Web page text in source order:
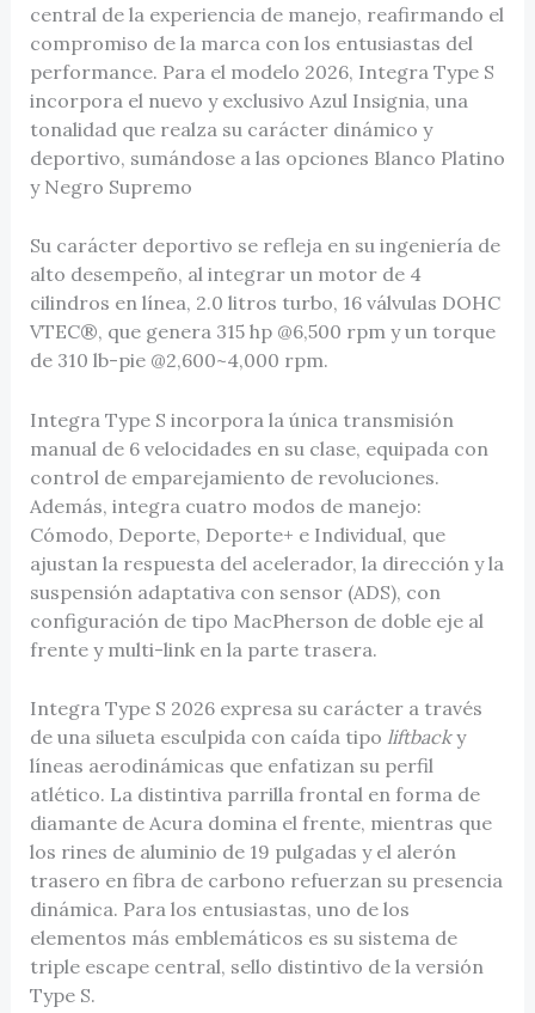
central de la experiencia de manejo, reafirmando el
compromiso de la marca con los entusiastas del
performance. Para el modelo 2026, Integra Type S
incorpora el nuevo y exclusivo Azul Insignia, una
tonalidad que realza su carácter dinámico y
deportivo, sumándose a las opciones Blanco Platino
y Negro Supremo
Su carácter deportivo se refleja en su ingeniería de
alto desempeño, al integrar un motor de 4
cilindros en línea, 2.0 litros turbo, 16 válvulas DOHC
VTEC®, que genera 315 hp @6,500 rpm y un torque
de 310 lb-pie @2,600~4,000 rpm.
Integra Type S incorpora la única transmisión
manual de 6 velocidades en su clase, equipada con
control de emparejamiento de revoluciones.
Además, integra cuatro modos de manejo:
Cómodo, Deporte, Deporte+ e Individual, que
ajustan la respuesta del acelerador, la dirección y la
suspensión adaptativa con sensor (ADS), con
configuración de tipo MacPherson de doble eje al
frente y multi-link en la parte trasera.
Integra Type S 2026 expresa su carácter a través
de una silueta esculpida con caída tipo liftbacky
líneas aerodinámicas que enfatizan su perfil
atlético. La distintiva parrilla frontal en forma de
diamante de Acura domina el frente, mientras que
los rines de aluminio de 19 pulgadas y el alerón
trasero en fibra de carbono refuerzan su presencia
dinámica. Para los entusiastas, uno de los
elementos más emblemáticos es su sistema de
triple escape central, sello distintivo de la versión
Type S.